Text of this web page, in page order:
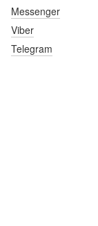
Messenger
Viber
Telegram